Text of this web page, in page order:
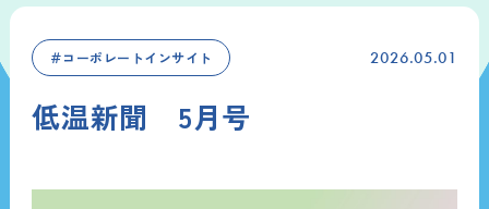
＃コーポレートインサイト 2026.05.01
低温新聞 5月号